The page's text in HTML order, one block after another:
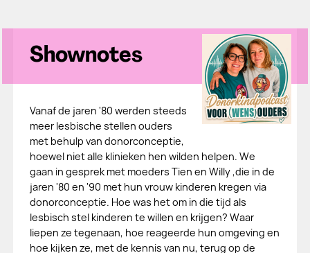
Shownotes
Vanaf de jaren '80 werden steeds
meer lesbische stellen ouders
met behulp van donorconceptie,
hoewel niet alle klinieken hen wilden helpen. We
gaan in gesprek met moeders Tien en Willy ,die in de
jaren '80 en '90 met hun vrouw kinderen kregen via
donorconceptie. Hoe was het om in die tijd als
lesbisch stel kinderen te willen en krijgen? Waar
liepen ze tegenaan, hoe reageerde hun omgeving en
hoe kijken ze, met de kennis van nu, terug op de